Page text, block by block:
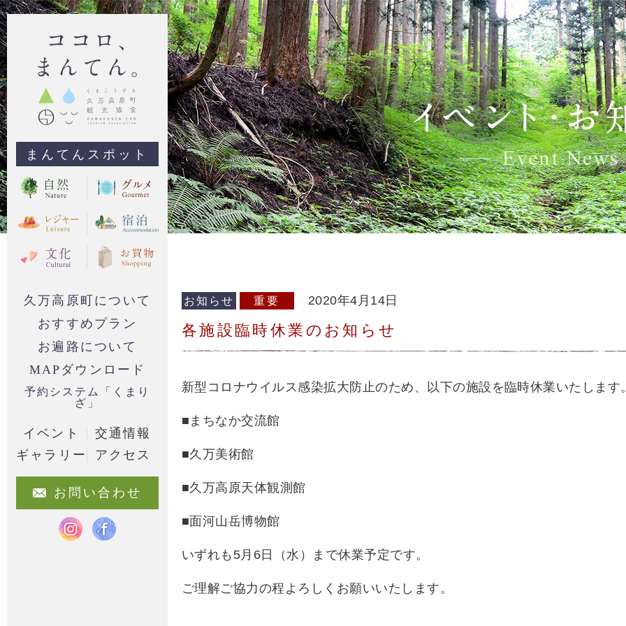
まんてんスポット
久万高原町について
おすすめプラン
お遍路について
MAPダウンロード
予約システム「くまり
ざ」
イベント
交通情報
ギャラリー
アクセス
お問い合わせ
お知らせ 重要 2020年4月14日
各施設臨時休業のお知らせ
新型コロナウイルス感染拡大防止のため、以下の施設を臨時休業いたします
■まちなか交流館
■久万美術館
■久万高原天体観測館
■面河山岳博物館
いずれも5月6日（水）まで休業予定です。
ご理解ご協力の程よろしくお願いいたします。